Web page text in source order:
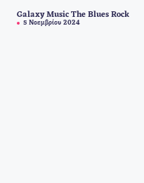
Galaxy Music The Blues Rock
5 Νοεμβρίου 2024